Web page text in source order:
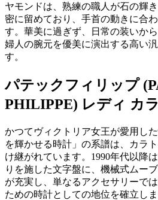
ヤモンドは、熟練の職人が石の輝
密に留めており、手首の動きに合
す。華美に過ぎず、日常の装いか
婦人の腕元を優美に演出する高い
す。
パテックフィリップ
PHILIPPE) レディ カ
かつてヴィクトリア女王が愛用し
を輝かせる時計」の系譜は、カラ
け継がれています。1990年代以降
りを施した文字盤に、機械式ムー
が充実し、単なるアクセサリーで
ための時計としての地位を確立しま